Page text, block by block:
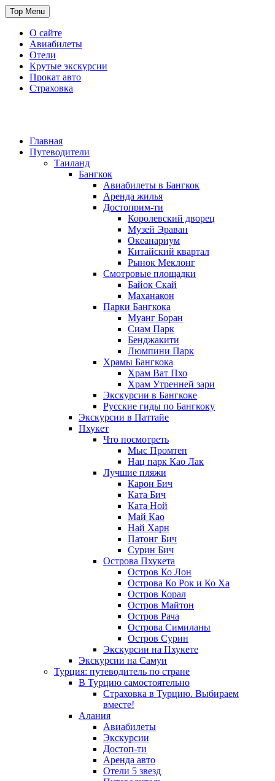
Skip
to
content
Top Menu
О сайте
Авиабилеты
Отели
Крутые экскурсии
Прокат авто
Страховка
Главная
Путеводители
Таиланд
Бангкок
Авиабилеты в Бангкок
Аренда жилья
Достоприм-ти
Королевский дворец
Музей Эраван
Океанариум
Китайский квартал
Рынок Меклонг
Смотровые площадки
Байок Скай
Маханакон
Парки Бангкока
Муанг Боран
Сиам Парк
Бенджакити
Люмпини Парк
Храмы Бангкока
Храм Ват Пхо
Храм Утренней зари
Экскурсии в Бангкоке
Русские гиды по Бангкоку
Экскурсии в Паттайе
Пхукет
Что посмотреть
Мыс Промтеп
Нац парк Као Лак
Лучшие пляжи
Карон Бич
Ката Бич
Ката Ной
Май Као
Най Харн
Патонг Бич
Сурин Бич
Острова Пхукета
Остров Ко Лон
Острова Ко Рок и Ко Ха
Остров Корал
Остров Майтон
Остров Рача
Острова Симиланы
Остров Сурин
Экскурсии на Пхукете
Экскурсии на Самуи
Турция: путеводитель по стране
В Турцию самостоятельно
Страховка в Турцию. Выбираем
вместе!
Алания
Авиабилеты
Экскурсии
Достоп-ти
Аренда авто
Отели 5 звезд